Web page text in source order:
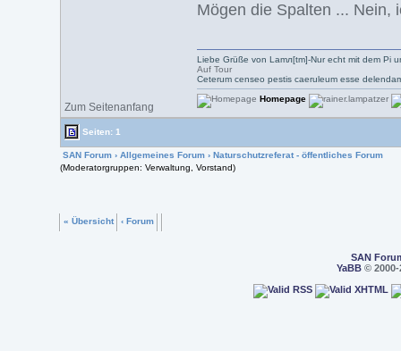
Mögen die Spalten ... Nein,
Zum Seitenanfang
Liebe Grüße von Lamл[tm]-Nur echt mit dem Pi
Auf Tour
Ceterum censeo pestis caeruleum esse
Homepage
Seiten: 1
SAN Forum› Allgemeines Forum› Naturschutzreferat - öffentliches Forum
(Moderatorgruppen: Verwaltung, Vorstand)
« Übersicht ‹ Forum
SAN
YaBB© 2000-